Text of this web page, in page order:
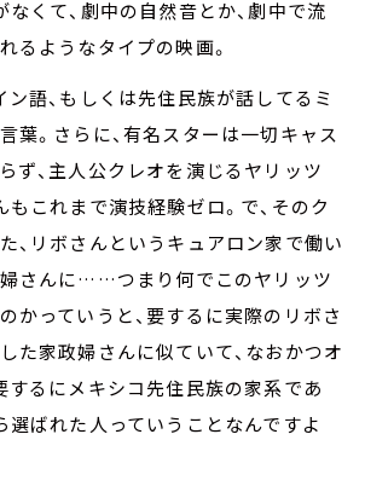
なくて、劇中の自然音とか、劇中で流
るようなタイプの映画。
ン語、もしくは先住民族が話してるミ
葉。さらに、有名スターは一切キャス
ず、主人公クレオを演じるヤリッツ
もこれまで演技経験ゼロ。で、そのク
、リボさんというキュアロン家で働い
さんに……つまり何でこのヤリッツ
かっていうと、要するに実際のリボさ
た家政婦さんに似ていて、なおかつオ
するにメキシコ先住民族の家系であ
選ばれた人っていうことなんですよ